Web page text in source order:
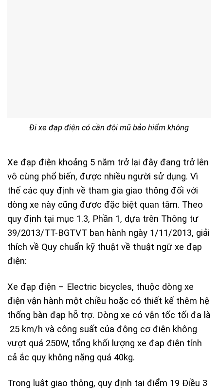
Đi xe đạp điện có cần đội mũ bảo hiểm không
Xe đạp điện khoảng 5 năm trở lại đây đang trở lên
vô cùng phổ biến, được nhiều người sử dụng. Vì
thế các quy định về tham gia giao thông đối với
dòng xe này cũng được đặc biệt quan tâm. Theo
quy định tại mục 1.3, Phần 1, dựa trên Thông tư
39/2013/TT-BGTVT ban hành ngày 1/11/2013, giải
thích về Quy chuẩn kỹ thuật về thuật ngữ xe đạp
điện:
Xe đạp điện – Electric bicycles, thuộc dòng xe
điện vận hành một chiều hoặc có thiết kế thêm hệ
thống bàn đạp hỗ trợ. Dòng xe có vận tốc tối đa là
25 km/h và công suất của động cơ điện không
vượt quá 250W, tổng khối lượng xe đạp điện tính
cả ắc quy không nặng quá 40kg.
Trong luật giao thông, quy định tại điểm 19 Điều 3